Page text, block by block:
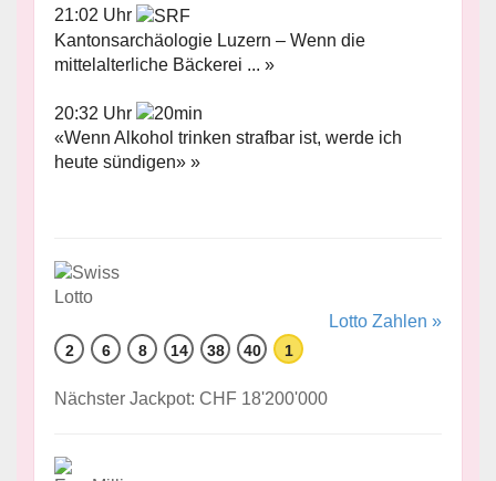
21:02 Uhr
Kantonsarchäologie Luzern – Wenn die
mittelalterliche Bäckerei ... »
20:32 Uhr
«Wenn Alkohol trinken strafbar ist, werde ich
heute sündigen» »
Lotto Zahlen »
2 6 8 14 38 40 1
Nächster Jackpot: CHF 18'200'000